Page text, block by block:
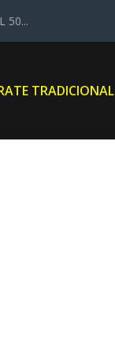
50...
TRADICIONAL